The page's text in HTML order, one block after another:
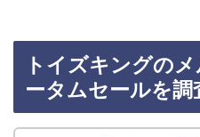
トイズキングの
ータムセールを調